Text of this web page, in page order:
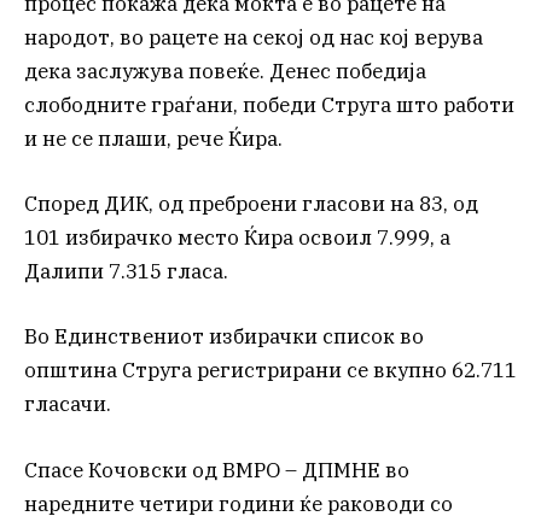
народот, во рацете на секој од нас кој верува
дека заслужува повеќе. Денес победија
слободните граѓани, победи Струга што работи
и не се плаши, рече Ќира.
Според ДИК, од преброени гласови на 83, од
101 избирачко место Ќира освоил 7.999, а
Далипи 7.315 гласа.
Во Единствениот избирачки список во
општина Струга регистрирани се вкупно 62.711
гласачи.
Спасе Кочовски од ВМРО – ДПМНЕ во
наредните четири години ќе раководи со